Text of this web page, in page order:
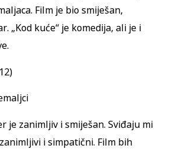
Film je bio smiješan,
„Kod kuće“ je komedija, ali je i
je zanimljiv i smiješan. Sviđaju mi
i simpatični. Film bih